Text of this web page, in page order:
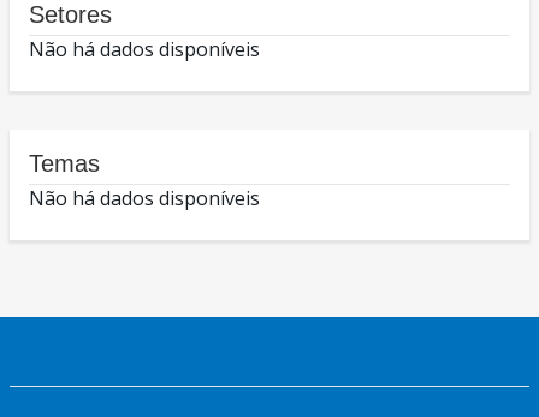
Setores
Não há dados disponíveis
Temas
Não há dados disponíveis